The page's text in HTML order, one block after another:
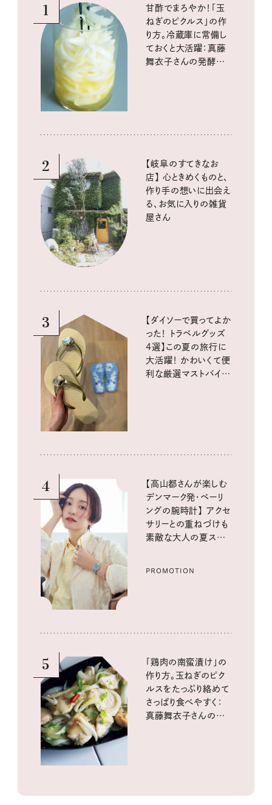
1
甘酢でまろやか！「玉
ねぎのピクルス」の作
り方。冷蔵庫に常備し
ておくと大活躍：真藤
舞衣子さんの発酵と
2
【岐阜のすてきなお
店】 心ときめくものと、
作り手の想いに出会え
る、お気に入りの雑貨
屋さん
3
【ダイソーで買ってよか
った！ トラベルグッズ
4選】この夏の旅行に
大活躍！ かわいくて便
利な厳選マストバイア
4
【高山都さんが楽しむ
デンマーク発・ベーリ
ングの腕時計】 アクセ
サリーとの重ねづけも
素敵な大人の夏スタイ
PROMOTION
5
「鶏肉の南蛮漬け」の
作り方。玉ねぎのピク
ルスをたっぷり絡めて
さっぱり食べやすく：
真藤舞衣子さんの発